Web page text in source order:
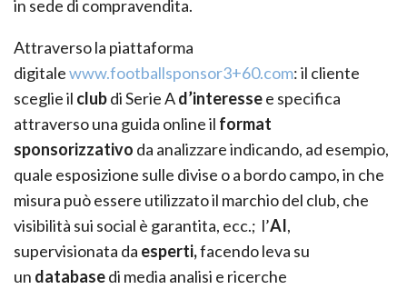
in sede di compravendita.
Attraverso la piattaforma
digitalewww.footballsponsor3+60.com: il cliente
sceglie il clubdi Serie Ad’interessee specifica
attraverso una guida online il format
sponsorizzativo da analizzare indicando, ad esempio,
quale esposizione sulle divise o a bordo campo, in che
misura può essere utilizzato il marchio del club, che
visibilità sui social è garantita, ecc.; l’AI,
supervisionata da esperti,facendo leva su
un databasedi media analisi e ricerche